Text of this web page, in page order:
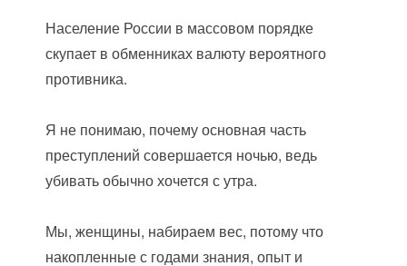
Население России в массовом порядке
скупает в обменниках валюту вероятного
противника.
Я не понимаю, почему основная часть
преступлений совершается ночью, ведь
убивать обычно хочется с утра.
Мы, женщины, набираем вес, потому что
накопленные с годами знания, опыт и